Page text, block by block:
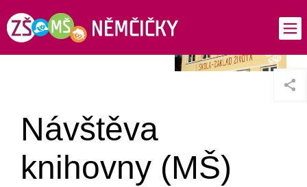
Návštěva
knihovny (MŠ)